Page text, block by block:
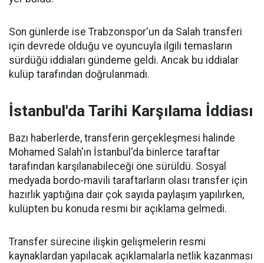
Son günlerde ise Trabzonspor'un da Salah transferi
için devrede olduğu ve oyuncuyla ilgili temasların
sürdüğü iddiaları gündeme geldi. Ancak bu iddialar
kulüp tarafından doğrulanmadı.
İstanbul'da Tarihi Karşılama İddiası
Bazı haberlerde, transferin gerçekleşmesi halinde
Mohamed Salah'ın İstanbul'da binlerce taraftar
tarafından karşılanabileceği öne sürüldü. Sosyal
medyada bordo-mavili taraftarların olası transfer için
hazırlık yaptığına dair çok sayıda paylaşım yapılırken,
kulüpten bu konuda resmi bir açıklama gelmedi.
Transfer sürecine ilişkin gelişmelerin resmi
kaynaklardan yapılacak açıklamalarla netlik kazanması